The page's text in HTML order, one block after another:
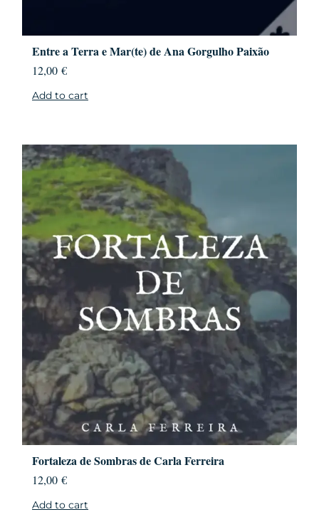
Entre a Terra e Mar(te) de Ana Gorgulho Paixão
12,00 €
Add to cart
Fortaleza de Sombras de Carla Ferreira
12,00 €
Add to cart